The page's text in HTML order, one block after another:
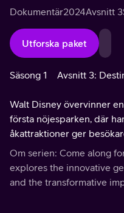
Dokumentär2024Avsnitt 3
Utforska paket
Säsong 1 Avsnitt 3:
Walt Disney övervinner
första nöjesparken, där
åkattraktioner ger
berättelse, som
Om serien: Come along
explores the innovative
and the transformative